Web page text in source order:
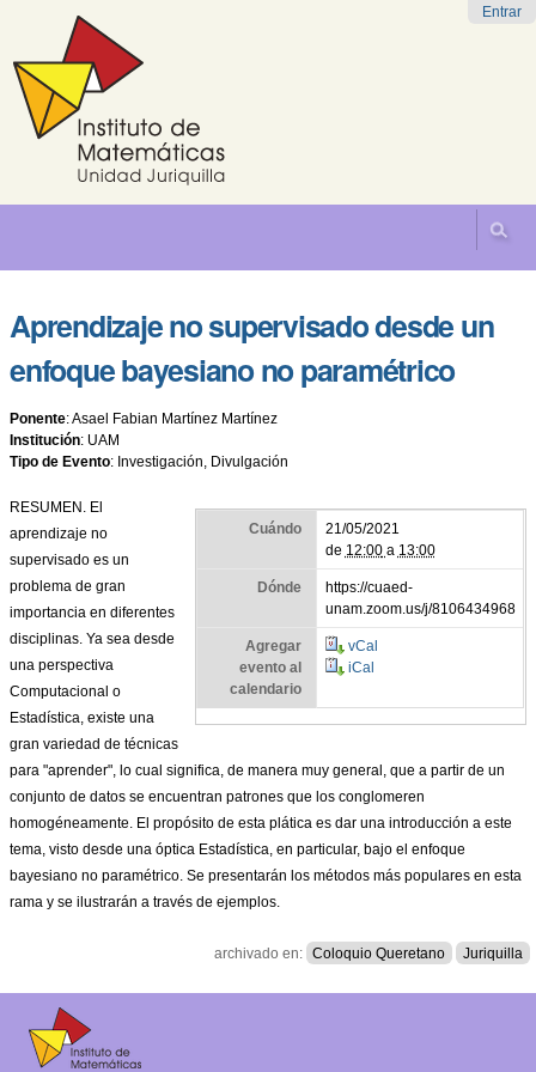
Saltar
navegación
Entrar
Aprendizaje no supervisado desde un
enfoque bayesiano no paramétrico
Ponente:Asael Fabian Martínez Martínez
Institución: UAM
Tipo de Evento: Investigación, Divulgación
Cuándo
21/05/2021
de 12:00 a 13:00
Dónde
https://cuaed-
unam.zoom.us/j/8106434968
Agregar
evento al
calendario
vCal
iCal
RESUMEN. El
aprendizaje no
supervisado es un
problema de gran
importancia en diferentes
disciplinas. Ya sea desde
una perspectiva
Computacional o
Estadística, existe una
gran variedad de técnicas
para "aprender", lo cual significa, de manera muy general, que a partir de un
conjunto de datos se encuentran patrones que los conglomeren
homogéneamente. El propósito de esta plática es dar una introducción a este
tema, visto desde una óptica Estadística, en particular, bajo el enfoque
bayesiano no paramétrico. Se presentarán los métodos más populares en esta
rama y se ilustrarán a través de ejemplos.
archivado en: Coloquio Queretano Juriquilla